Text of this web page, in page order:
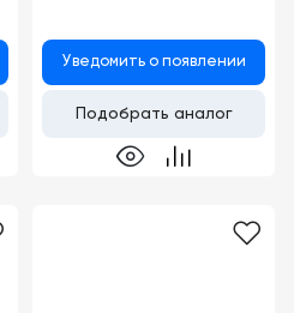
Уведомить о появлении
Подобрать аналог